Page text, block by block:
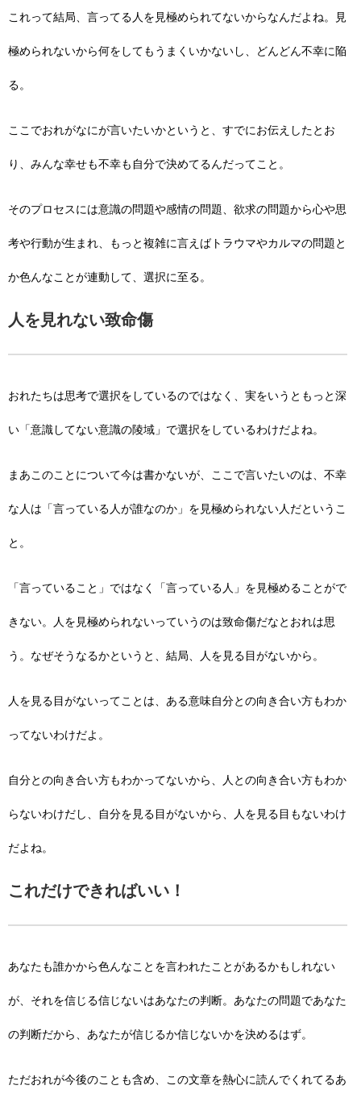
これって結局、言ってる人を見極められてないからなんだよね。見
極められないから何をしてもうまくいかないし、どんどん不幸に陥
る。
ここでおれがなにが言いたいかというと、すでにお伝えしたとお
り、みんな幸せも不幸も自分で決めてるんだってこと。
そのプロセスには意識の問題や感情の問題、欲求の問題から心や思
考や行動が生まれ、もっと複雑に言えばトラウマやカルマの問題と
か色んなことが連動して、選択に至る。
人を見れない致命傷
おれたちは思考で選択をしているのではなく、実をいうともっと深
い「意識してない意識の陵域」で選択をしているわけだよね。
まあこのことについて今は書かないが、ここで言いたいのは、不幸
な人は「言っている人が誰なのか」を見極められない人だというこ
と。
「言っていること」ではなく「言っている人」を見極めることがで
きない。人を見極められないっていうのは致命傷だなとおれは思
う。なぜそうなるかというと、結局、人を見る目がないから。
人を見る目がないってことは、ある意味自分との向き合い方もわか
ってないわけだよ。
自分との向き合い方もわかってないから、人との向き合い方もわか
らないわけだし、自分を見る目がないから、人を見る目もないわけ
だよね。
これだけできればいい！
あなたも誰かから色んなことを言われたことがあるかもしれない
が、それを信じる信じないはあなたの判断。あなたの問題であなた
の判断だから、あなたが信じるか信じないかを決めるはず。
ただおれが今後のことも含め、この文章を熱心に読んでくれてるあ